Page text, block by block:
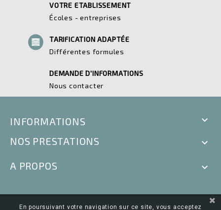
VOTRE ETABLISSEMENT
Écoles - entreprises
TARIFICATION ADAPTÉE
Différentes formules
DEMANDE D'INFORMATIONS
Nous contacter
INFORMATIONS

NOS PRESTATIONS

A PROPOS

En poursuivant votre navigation sur ce site, vous acceptez